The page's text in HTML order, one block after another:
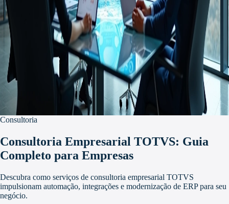
Consultoria
Consultoria Empresarial TOTVS: Guia
Completo para Empresas
Descubra como serviços de consultoria empresarial TOTVS
impulsionam automação, integrações e modernização de ERP para seu
negócio.